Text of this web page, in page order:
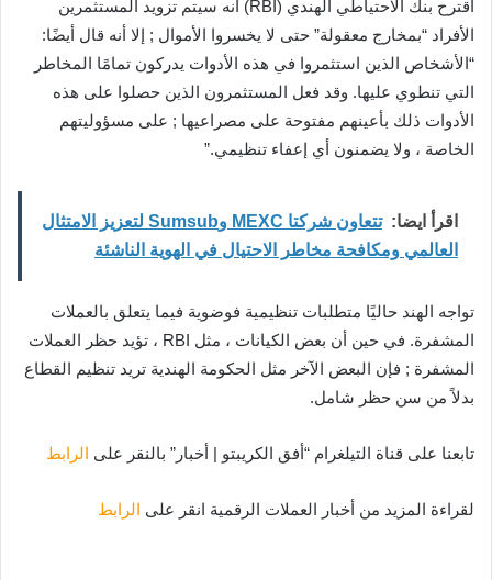
اقترح بنك الاحتياطي الهندي (RBI) أنه سيتم تزويد المستثمرين
الأفراد “بمخارج معقولة” حتى لا يخسروا الأموال ; إلا أنه قال أيضًا:
“الأشخاص الذين استثمروا في هذه الأدوات يدركون تمامًا المخاطر
التي تنطوي عليها. وقد فعل المستثمرون الذين حصلوا على هذه
الأدوات ذلك بأعينهم مفتوحة على مصراعيها ; على مسؤوليتهم
الخاصة ، ولا يضمنون أي إعفاء تنظيمي.”
اقرأ ايضا:
تتعاون شركتا MEXC وSumsub لتعزيز الامتثال
العالمي ومكافحة مخاطر الاحتيال في الهوية الناشئة
تواجه الهند حاليًا متطلبات تنظيمية فوضوية فيما يتعلق بالعملات
المشفرة. في حين أن بعض الكيانات ، مثل RBI ، تؤيد حظر العملات
المشفرة ; فإن البعض الآخر مثل الحكومة الهندية تريد تنظيم القطاع
بدلاً من سن حظر شامل.
تابعنا على قناة التيلغرام “أفق الكريبتو | أخبار” بالنقر على الرابط
لقراءة المزيد من أخبار العملات الرقمية انقر على الرابط